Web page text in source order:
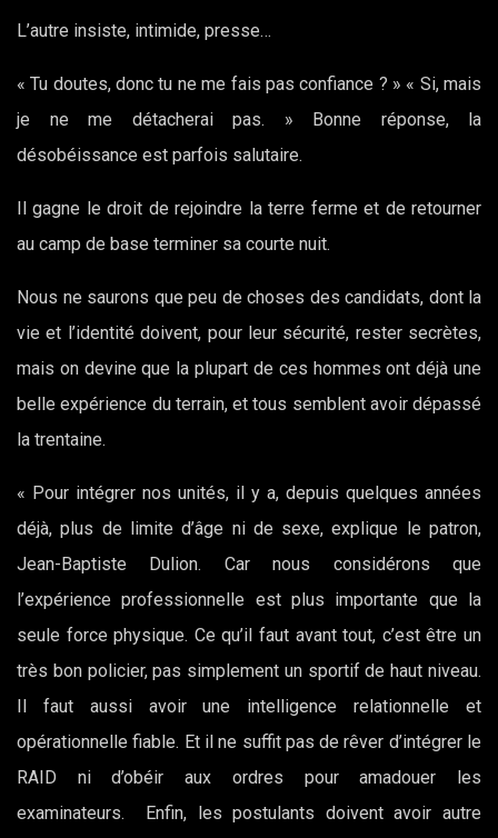
L’autre insiste, intimide, presse…
« Tu doutes, donc tu ne me fais pas confiance ? » « Si, mais
je ne me détacherai pas. » Bonne réponse, la
désobéissance est parfois salutaire.
Il gagne le droit de rejoindre la terre ferme et de retourner
au camp de base terminer sa courte nuit.
Nous ne saurons que peu de choses des candidats, dont la
vie et l’identité doivent, pour leur sécurité, rester secrètes,
mais on devine que la plupart de ces hommes ont déjà une
belle expérience du terrain, et tous semblent avoir dépassé
la trentaine.
« Pour intégrer nos unités, il y a, depuis quelques années
déjà, plus de limite d’âge ni de sexe, explique le patron,
Jean-Baptiste Dulion. Car nous considérons que
l’expérience professionnelle est plus importante que la
seule force physique. Ce qu’il faut avant tout, c’est être un
très bon policier, pas simplement un sportif de haut niveau.
Il faut aussi avoir une intelligence relationnelle et
opérationnelle fiable. Et il ne suffit pas de rêver d’intégrer le
RAID ni d’obéir aux ordres pour amadouer les
examinateurs. Enfin, les postulants doivent avoir autre